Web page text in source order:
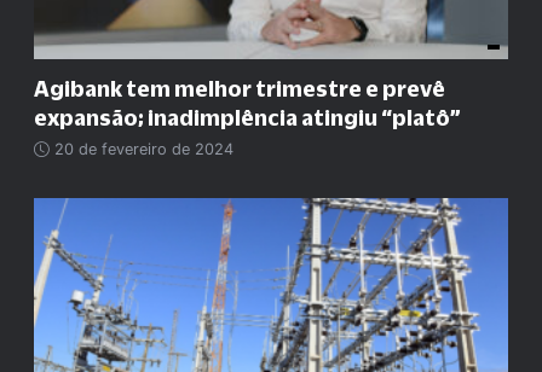
Agibank tem melhor trimestre e prevê
expansão; inadimplência atingiu “platô”
20 de fevereiro de 2024